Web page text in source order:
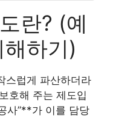
란? (예
하기)
스럽게 파산하더라
호해 주는 제도입
사”**가 이를 담당